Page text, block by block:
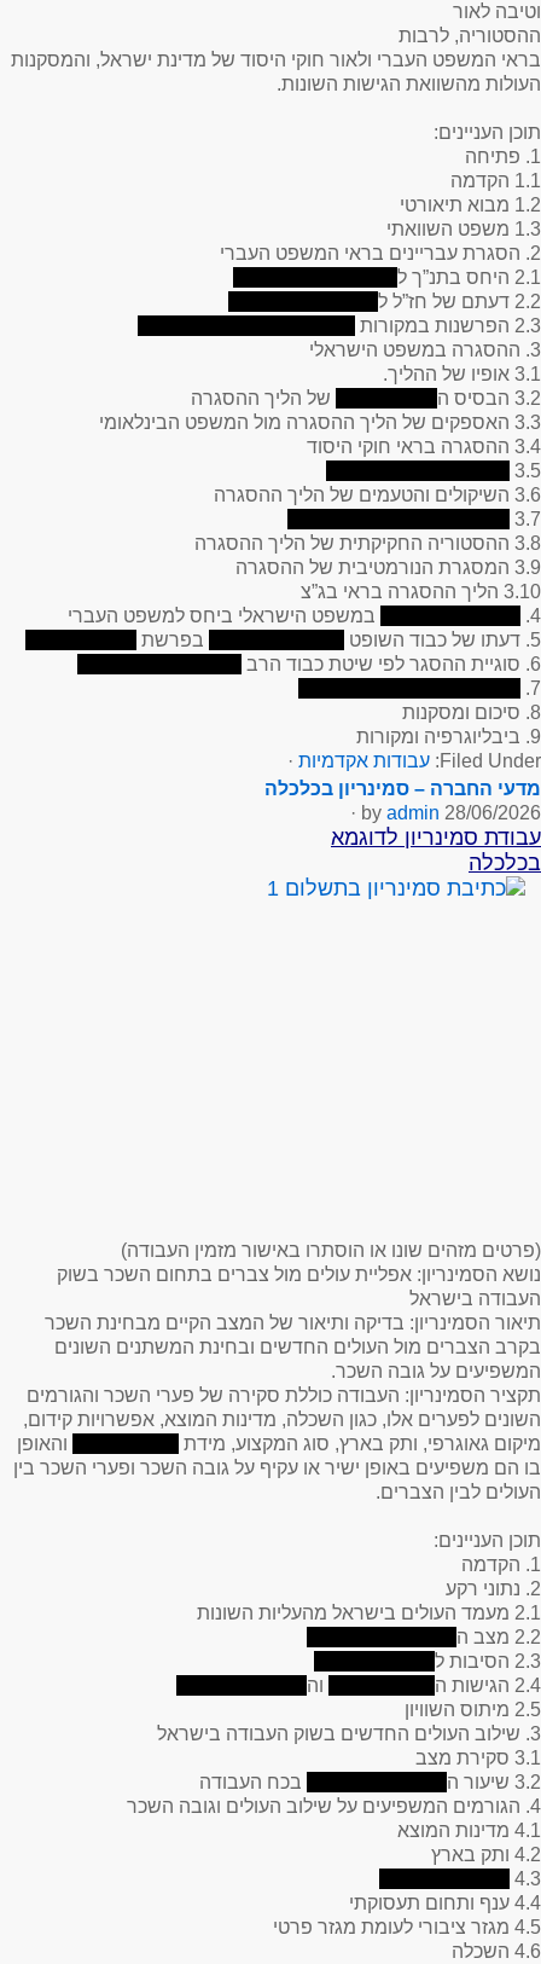
וטיבה לאור
ההסטוריה, לרבות
בראי המשפט העברי ולאור חוקי היסוד של מדינת ישראל, והמסקנות
העולות מהשוואת הגישות השונות.
תוכן העניינים:
1. פתיחה
1.1 הקדמה
1.2 מבוא תיאורטי
1.3 משפט השוואתי
2. הסגרת עבריינים בראי המשפט העברי
2.1 היחס בתנ”ך ל
2.2 דעתם של חז”ל ל
2.3 הפרשנות במקורות
3. ההסגרה במשפט הישראלי
3.1 אופיו של ההליך.
3.2 הבסיס ה
של הליך ההסגרה
3.3 האספקים של הליך ההסגרה מול המשפט הבינלאומי
3.4 ההסגרה בראי חוקי היסוד
3.5
3.6 השיקולים והטעמים של הליך ההסגרה
3.7
3.8 ההסטוריה החקיקתית של הליך ההסגרה
3.9 המסגרת הנורמטיבית של ההסגרה
3.10 הליך ההסגרה בראי בג”צ
4.
במשפט הישראלי ביחס למשפט העברי
5. דעתו של כבוד השופט
בפרשת
6. סוגיית ההסגר לפי שיטת כבוד הרב
7.
8. סיכום ומסקנות
9. ביבליוגרפיה ומקורות
Filed Under: עבודות אקדמיות ·
מדעי החברה – סמינריון בכלכלה
28/06/2026
admin
·
עבודת סמינריון לדוגמא
בכלכלה
(פרטים מזהים שונו או הוסתרו באישור מזמין העבודה)
נושא הסמינריון: אפליית עולים מול צברים בתחום השכר בשוק
העבודה בישראל
תיאור הסמינריון: בדיקה ותיאור של המצב הקיים מבחינת השכר
בקרב הצברים מול העולים החדשים ובחינת המשתנים השונים
המשפיעים על גובה השכר.
תקציר הסמינריון: העבודה כוללת סקירה של פערי השכר והגורמים
השונים לפערים אלו, כגון השכלה, מדינות המוצא, אפשרויות קידום,
מיקום גאוגרפי, ותק בארץ, סוג המקצוע, מידת
והאופן
בו הם משפיעים באופן ישיר או עקיף על גובה השכר ופערי השכר בין
העולים לבין הצברים.
תוכן העניינים:
1. הקדמה
2. נתוני רקע
2.1 מעמד העולים בישראל מהעליות השונות
2.2 מצב ה
2.3 הסיבות ל
2.4 הגישות ה
וה
2.5 מיתוס השוויון
3. שילוב העולים החדשים בשוק העבודה בישראל
3.1 סקירת מצב
3.2 שיעור ה
בכח העבודה
4. הגורמים המשפיעים על שילוב העולים וגובה השכר
4.1 מדינות המוצא
4.2 ותק בארץ
4.3
4.4 ענף ותחום תעסוקתי
4.5 מגזר ציבורי לעומת מגזר פרטי
4.6 השכלה